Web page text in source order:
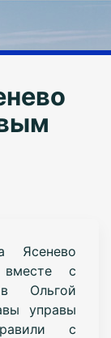
Ясенево
с
Ольгой
управы
с